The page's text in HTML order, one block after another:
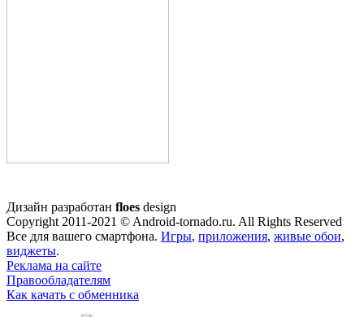
Дизайн разработан floes design
Copyright 2011-2021 © Android-tornado.ru. All Rights Reserved
Все для вашего смартфона. Игры, приложения, живые обои,
виджеты.
Реклама на сайте
Правообладателям
Как качать с обменника